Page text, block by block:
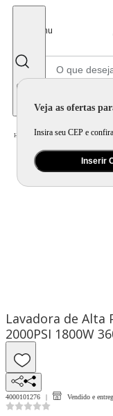
Menu
Veja as ofertas
Insira seu CEP e
Inserir
Home Eletroportátil / Equipamento de
Lavadora de Alta
2000PSI 1800W
4000101276 Vendido e